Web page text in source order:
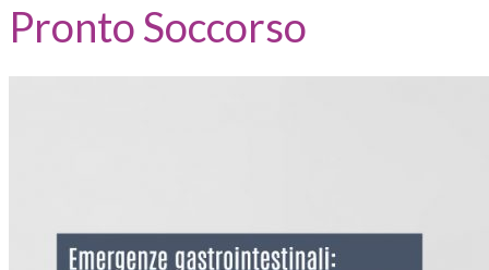
Pronto Soccorso